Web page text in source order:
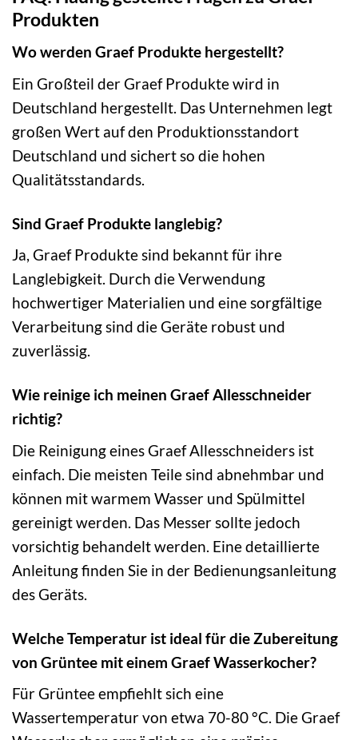
Produkten
Wo werden Graef Produkte hergestellt?
Ein Großteil der Graef Produkte wird in
Deutschland hergestellt. Das Unternehmen legt
großen Wert auf den Produktionsstandort
Deutschland und sichert so die hohen
Qualitätsstandards.
Sind Graef Produkte langlebig?
Ja, Graef Produkte sind bekannt für ihre
Langlebigkeit. Durch die Verwendung
hochwertiger Materialien und eine sorgfältige
Verarbeitung sind die Geräte robust und
zuverlässig.
Wie reinige ich meinen Graef Allesschneider
richtig?
Die Reinigung eines Graef Allesschneiders ist
einfach. Die meisten Teile sind abnehmbar und
können mit warmem Wasser und Spülmittel
gereinigt werden. Das Messer sollte jedoch
vorsichtig behandelt werden. Eine detaillierte
Anleitung finden Sie in der Bedienungsanleitung
des Geräts.
Welche Temperatur ist ideal für die Zubereitung
von Grüntee mit einem Graef Wasserkocher?
Für Grüntee empfiehlt sich eine
Wassertemperatur von etwa 70-80 °C. Die Graef